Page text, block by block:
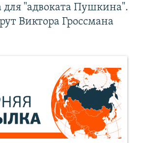
для "адвоката Пушкина".
Виктора Гроссмана